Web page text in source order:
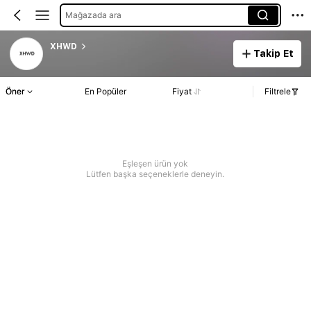
Mağazada ara
XHWD
Takip Et
Öner En Popüler Fiyat Filtrele
Eşleşen ürün yok
Lütfen başka seçeneklerle deneyin.